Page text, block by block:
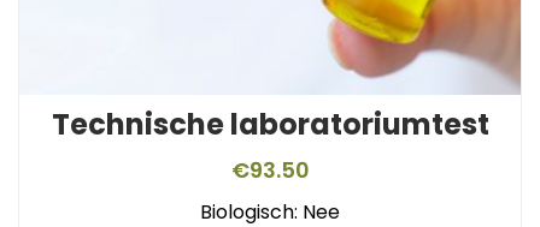
Technische laboratoriumtest
€93.50
Biologisch: Nee